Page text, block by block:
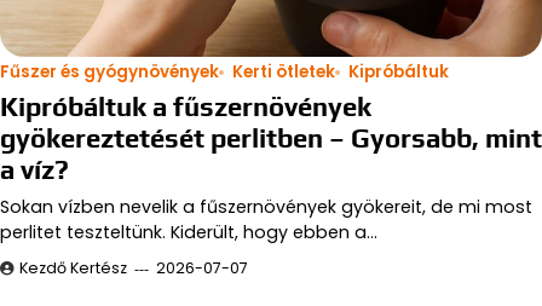
Fűszer és gyógynövények Kerti ötletek Kipróbáltuk
Kipróbáltuk a fűszernövények
gyökereztetését perlitben – Gyorsabb, mint
a víz?
Sokan vízben nevelik a fűszernövények gyökereit, de mi most
perlitet teszteltünk. Kiderült, hogy ebben a…
Kezdő Kertész 2026-07-07